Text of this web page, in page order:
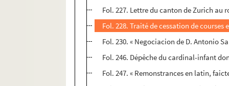
Fol. 227. Lettre du canton de Zurich au
Fol. 228. Traité de cessation de
Fol. 230. « Negociacion de D. Antonio
Fol. 246. Dépêche du cardinal-infant
Fol. 247. « Remonstrances en latin,